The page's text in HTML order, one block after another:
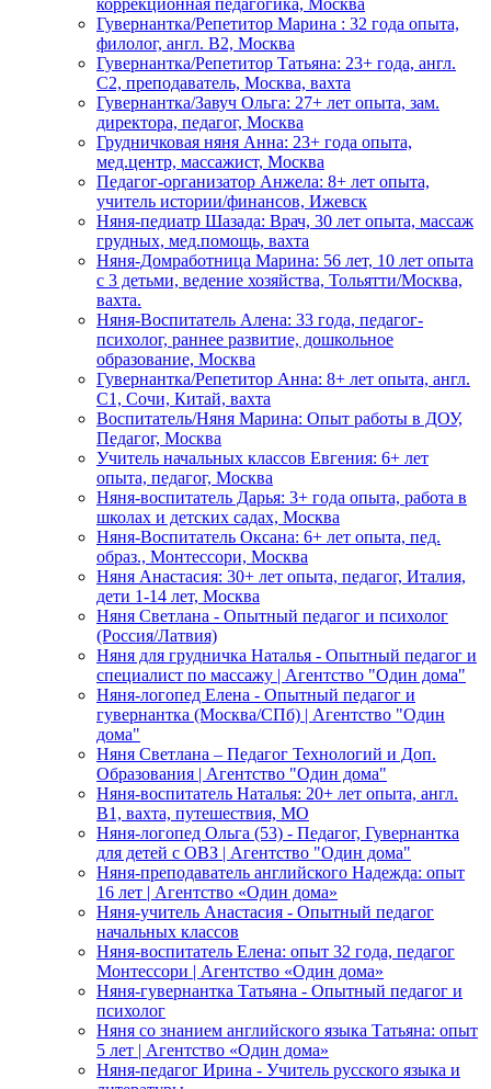
коррекционная педагогика, Москва
Гувернантка/Репетитор Марина : 32 года опыта,
филолог, англ. B2, Москва
Гувернантка/Репетитор Татьяна: 23+ года, англ.
C2, преподаватель, Москва, вахта
Гувернантка/Завуч Ольга: 27+ лет опыта, зам.
директора, педагог, Москва
Грудничковая няня Анна: 23+ года опыта,
мед.центр, массажист, Москва
Педагог-организатор Анжела: 8+ лет опыта,
учитель истории/финансов, Ижевск
Няня-педиатр Шазада: Врач, 30 лет опыта, массаж
грудных, мед.помощь, вахта
Няня-Домработница Марина: 56 лет, 10 лет опыта
с 3 детьми, ведение хозяйства, Тольятти/Москва,
вахта.
Няня-Воспитатель Алена: 33 года, педагог-
психолог, раннее развитие, дошкольное
образование, Москва
Гувернантка/Репетитор Анна: 8+ лет опыта, англ.
C1, Сочи, Китай, вахта
Воспитатель/Няня Марина: Опыт работы в ДОУ,
Педагог, Москва
Учитель начальных классов Евгения: 6+ лет
опыта, педагог, Москва
Няня-воспитатель Дарья: 3+ года опыта, работа в
школах и детских садах, Москва
Няня-Воспитатель Оксана: 6+ лет опыта, пед.
образ., Монтессори, Москва
Няня Анастасия: 30+ лет опыта, педагог, Италия,
дети 1-14 лет, Москва
Няня Светлана - Опытный педагог и психолог
(Россия/Латвия)
Няня для грудничка Наталья - Опытный педагог и
специалист по массажу | Агентство "Один дома"
Няня-логопед Елена - Опытный педагог и
гувернантка (Москва/СПб) | Агентство "Один
дома"
Няня Светлана – Педагог Технологий и Доп.
Образования | Агентство "Один дома"
Няня-воспитатель Наталья: 20+ лет опыта, англ.
B1, вахта, путешествия, МО
Няня-логопед Ольга (53) - Педагог, Гувернантка
для детей с ОВЗ | Агентство "Один дома"
Няня-преподаватель английского Надежда: опыт
16 лет | Агентство «Один дома»
Няня-учитель Анастасия - Опытный педагог
начальных классов
Няня-воспитатель Елена: опыт 32 года, педагог
Монтессори | Агентство «Один дома»
Няня-гувернантка Татьяна - Опытный педагог и
психолог
Няня со знанием английского языка Татьяна: опыт
5 лет | Агентство «Один дома»
Няня-педагог Ирина - Учитель русского языка и